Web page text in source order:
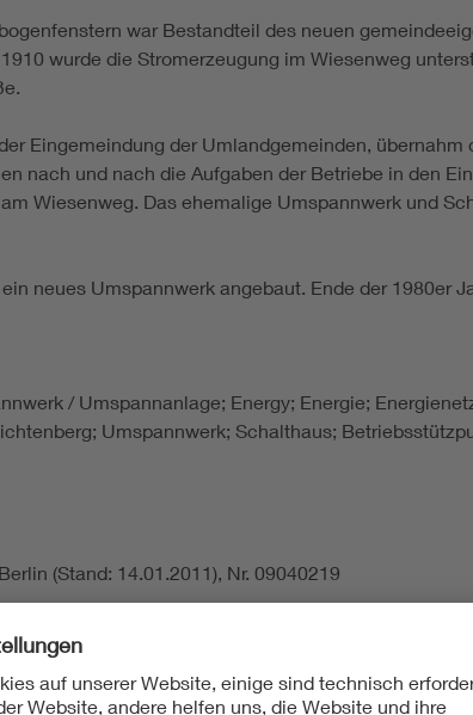
war Bestandteil des neuen
wurde die Stromerzeugung im Wiesenweg
Eingemeindung der Umlandgemeinden, übernahm
nach und nach die Aufgaben der Betriebe in den
Wiesenweg. Das ehemalige Umspannwerk und
neues Umspannwerk angebaut. Ende der 1980er
/ Umspannanlage; Energy; Energie;
Umspannwerk; Schalthaus;
(Stand: 14.01.2011), Nr. 09040219
Electropolis. Elektropolis im Wandel, Berlin 2007